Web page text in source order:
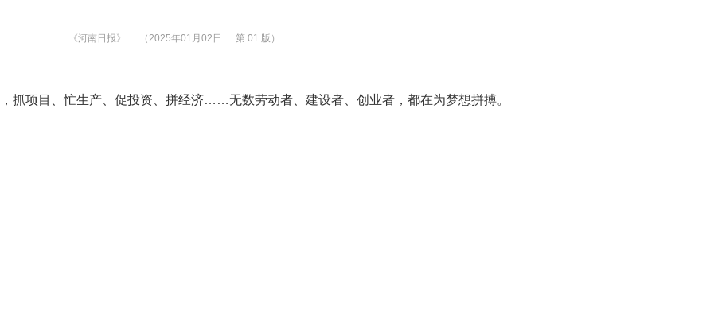
《河南日报》 （2025年01月02日 第 01 版）
项目、忙生产、促投资、拼经济……无数劳动者、建设者、创业者，都在为梦想拼搏。